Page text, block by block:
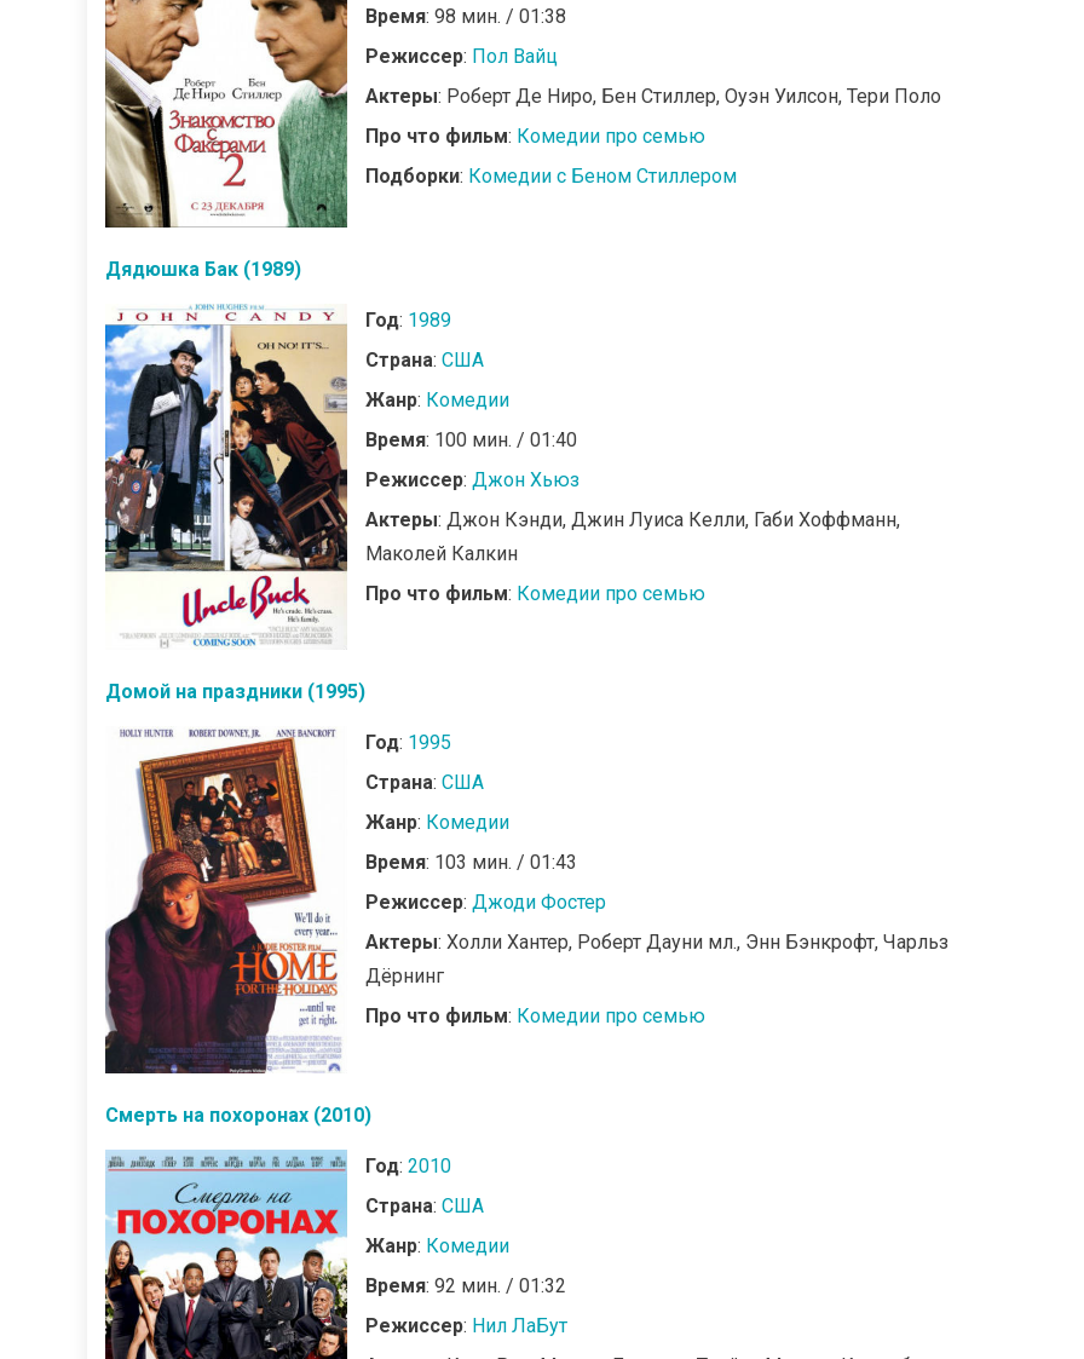
Время: 98 мин. / 01:38
Режиссер: Пол Вайц
Актеры: Роберт Де Ниро, Бен Стиллер, Оуэн Уилсон, Тери Поло
Про что фильм: Комедии про семью
Подборки: Комедии с Беном Стиллером
Дядюшка Бак (1989)
Год: 1989
Страна: США
Жанр: Комедии
Время: 100 мин. / 01:40
Режиссер: Джон Хьюз
Актеры: Джон Кэнди, Джин Луиса Келли, Габи Хоффманн,
Маколей Калкин
Про что фильм: Комедии про семью
Домой на праздники (1995)
Год: 1995
Страна: США
Жанр: Комедии
Время: 103 мин. / 01:43
Режиссер: Джоди Фостер
Актеры: Холли Хантер, Роберт Дауни мл., Энн Бэнкрофт, Чарльз
Дёрнинг
Про что фильм: Комедии про семью
Смерть на похоронах (2010)
Год: 2010
Страна: США
Жанр: Комедии
Время: 92 мин. / 01:32
Режиссер: Нил ЛаБут